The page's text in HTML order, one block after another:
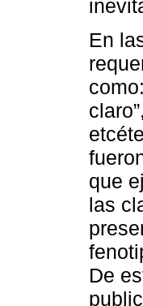
En
que
las
De